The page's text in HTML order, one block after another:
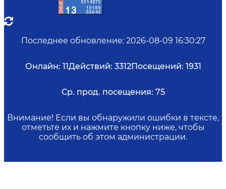
Последнее обновление: 2026-08-09 16:30:27
Онлайн: 11Действий: 3312Посещений: 1931
Ср. прод. посещения: 75
Внимание! Если вы обнаружили ошибки в тексте,
отметьте их и нажмите кнопку ниже, чтобы
сообщить об этом администрации.